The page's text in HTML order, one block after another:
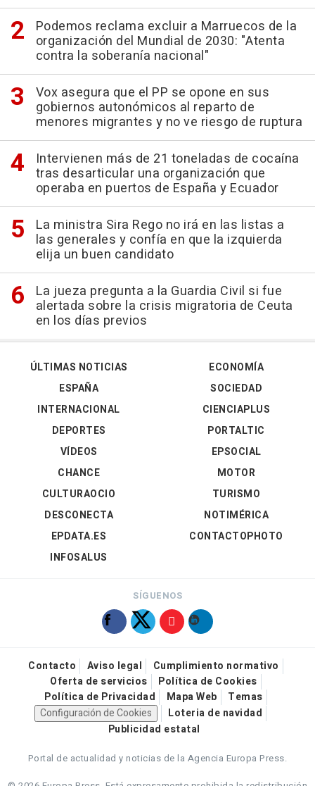
Podemos reclama excluir a Marruecos de la
organización del Mundial de 2030: "Atenta
contra la soberanía nacional"
Vox asegura que el PP se opone en sus
gobiernos autonómicos al reparto de
menores migrantes y no ve riesgo de ruptura
Intervienen más de 21 toneladas de cocaína
tras desarticular una organización que
operaba en puertos de España y Ecuador
La ministra Sira Rego no irá en las listas a
las generales y confía en que la izquierda
elija un buen candidato
La jueza pregunta a la Guardia Civil si fue
alertada sobre la crisis migratoria de Ceuta
en los días previos
ÚLTIMAS NOTICIAS
ESPAÑA
INTERNACIONAL
DEPORTES
VÍDEOS
ECONOMÍA
SOCIEDAD
CIENCIAPLUS
PORTALTIC
EPSOCIAL
CHANCE
CULTURAOCIO
DESCONECTA
EPDATA.ES
INFOSALUS
MOTOR
TURISMO
NOTIMÉRICA
CONTACTOPHOTO
SÍGUENOS
Contacto Aviso legal
Cumplimiento normativo
Oferta de servicios
Política de Cookies
Política de Privacidad
Mapa Web
Temas
Configuración de Cookies
Loteria de navidad
Publicidad estatal
Portal de actualidad y noticias de la Agencia Europa Press.